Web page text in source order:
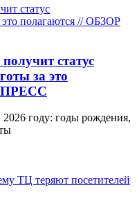
статус
за это
ПРЕСС
году: годы рождения,